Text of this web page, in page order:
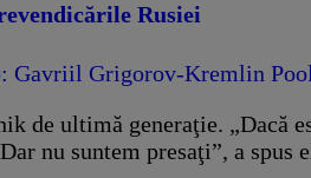
Rusiei
de ultimă generaţie. „Dacă
nu suntem presaţi”, a spus